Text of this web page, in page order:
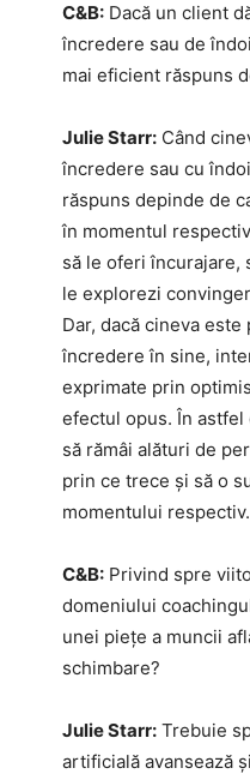
C&B: Dacă un client
încredere sau de
mai eficient răspuns
Julie Starr: Când
încredere sau cu
răspuns depinde de
în momentul
să le oferi încurajare,
le explorezi
Dar, dacă cineva
încredere în sine,
exprimate prin
efectul opus. În
să rămâi alături de
prin ce trece și să o
momentului respectiv.
C&B: Privind spre
domeniului
unei piețe a muncii
schimbare?
Julie Starr: Trebuie
artificială avansează